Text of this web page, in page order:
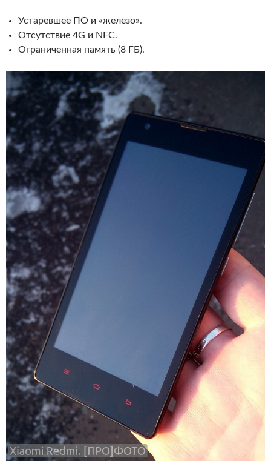
Устаревшее ПО и «железо».
Отсутствие 4G и NFC.
Ограниченная память (8 ГБ).